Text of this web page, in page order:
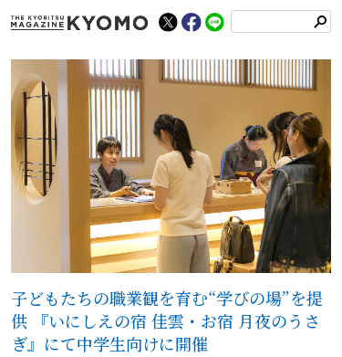
子どもたちの職業観を育む“学びの場”を提
供 『いにしえの宿 佳雲・お宿 月夜のうさ
ぎ』にて中学生向けに開催